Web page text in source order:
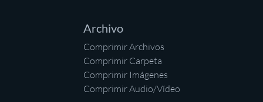
Archivo
Comprimir Archivos
Comprimir Carpeta
Comprimir Imágenes
Comprimir Audio/Vídeo